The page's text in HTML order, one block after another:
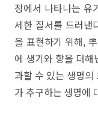
정에서 나타나는 유
세한 질서를 드러낸
을 표현하기 위해,
에 생기와 향을 더
과할 수 있는 생명
가 추구하는 생명에